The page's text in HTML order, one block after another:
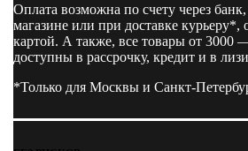
Оплата возможна по счету через
магазине или при доставке курьеру*,
картой. А также, все товары от 3000
доступны в рассрочку, кредит и в
*Только для Москвы и Санкт-